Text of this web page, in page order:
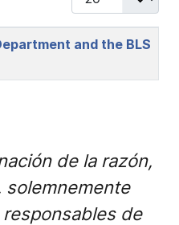
and the BLS
de la razón,
solemnemente
de